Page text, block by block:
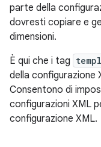
parte della
dovresti copiare e
dimensioni.
È qui che i tag
della configurazione
Consentono di
configurazioni XML
configurazione XML.